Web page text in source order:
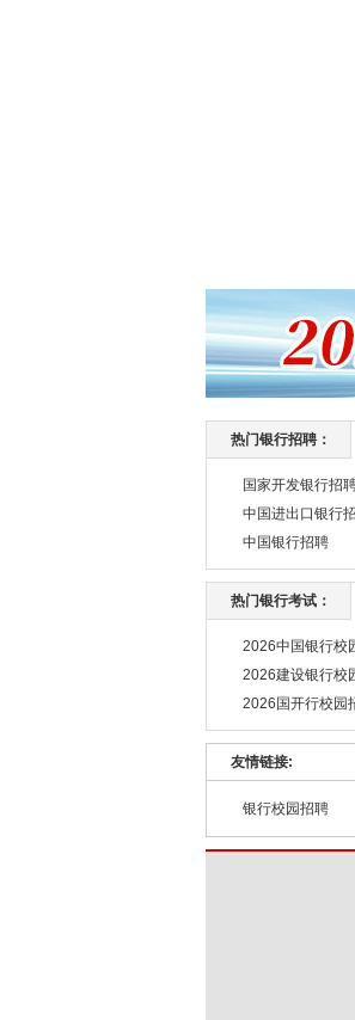
热门银行招聘：
国家开发银行招
中国进出口银行
中国银行招聘
热门银行考试：
2026中国银行校
2026建设银行校
2026国开行校园
友情链接:
银行校园招聘